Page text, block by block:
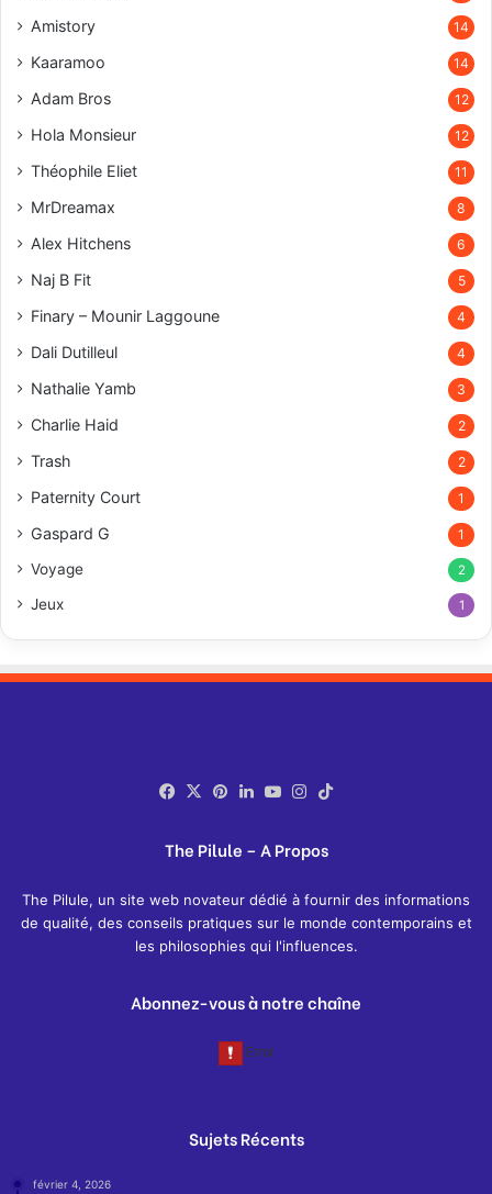
Amistory 14
Kaaramoo 14
Adam Bros 12
Hola Monsieur 12
Théophile Eliet 11
MrDreamax 8
Alex Hitchens 6
Naj B Fit 5
Finary – Mounir Laggoune 4
Dali Dutilleul 4
Nathalie Yamb 3
Charlie Haid 2
Trash 2
Paternity Court 1
Gaspard G 1
Voyage 2
Jeux 1
Facebook
X Pinterest
Linkedin
YouTubeInstagram
The Pilule – A Propos
The Pilule, un site web novateur dédié à fournir des informations
de qualité, des conseils pratiques sur le monde contemporains et
les philosophies qui l'influences.
Abonnez-vous à notre chaîne
Sujets Récents
février 4, 2026